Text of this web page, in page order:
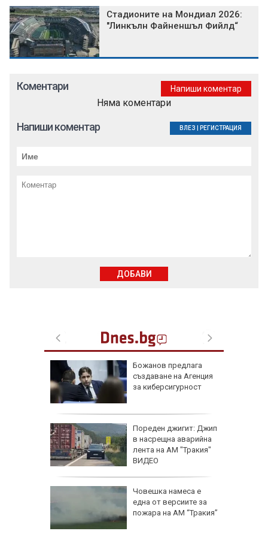
Стадионите на Мондиал 2026:
"Линкълн Файненшъл Фийлд“
Божанов предлага
създаване на Агенция
за киберсигурност
Пореден джигит: Джип
в насрещна аварийна
лента на АМ "Тракия"
ВИДЕО
Човешка намеса е
една от версиите за
пожара на АМ “Тракия”
Коментари Напиши коментар
Няма коментари
Напиши коментар ВЛЕЗ РЕГИСТРАЦИЯ
ДОБАВИ